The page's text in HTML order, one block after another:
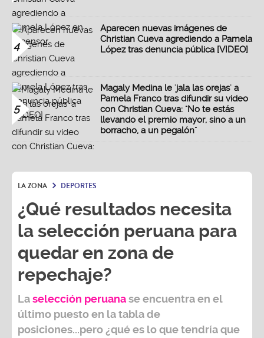
4
Aparecen nuevas imágenes de
Christian Cueva agrediendo a Pamela
López tras denuncia pública [VIDEO]
5
Magaly Medina le 'jala las orejas' a
Pamela Franco tras difundir su video
con Christian Cueva: "No te estás
llevando el premio mayor, sino a un
borracho, a un pegalón"
LA ZONA DEPORTES
¿Qué resultados necesita
la selección peruana para
quedar en zona de
repechaje?
Laselección peruanase encuentra en el
último puesto en la tabla de
posiciones...pero ¿qué es lo que tendría que